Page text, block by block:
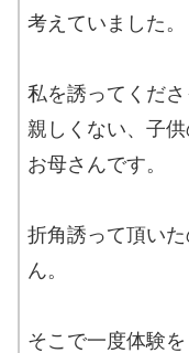
考えていました。
私を誘ってくだ
親しくない、子
お母さんです。
折角誘って頂い
ん。
そこで一度体験